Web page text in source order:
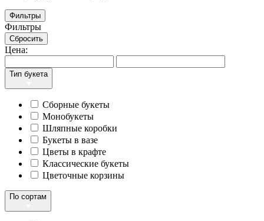
Фильтры
Фильтры
Сбросить
Цена:
Тип букета
Сборные букеты
Монобукеты
Шляпные коробки
Букеты в вазе
Цветы в крафте
Классические букеты
Цветочные корзины
По сортам